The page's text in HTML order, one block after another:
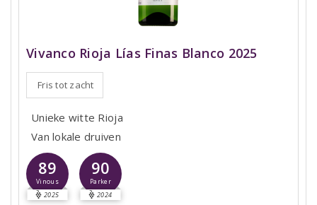
Vivanco Rioja Lías Finas Blanco 2025
Fris tot zacht
Unieke witte Rioja
Van lokale druiven
89
Vinous
2025
90
Parker
2024